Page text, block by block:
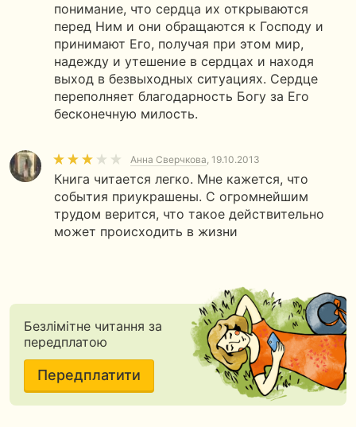
понимание, что сердца их открываются
перед Ним и они обращаются к Господу и
принимают Его, получая при этом мир,
надежду и утешение в сердцах и находя
выход в безвыходных ситуациях. Сердце
переполняет благодарность Богу за Его
бесконечную милость.
Анна Сверчкова, 19.10.2013
Книга читается легко. Мне кажется, что
события приукрашены. С огромнейшим
трудом верится, что такое действительно
может происходить в жизни
Безлімітне читання за
передплатою
Передплатити